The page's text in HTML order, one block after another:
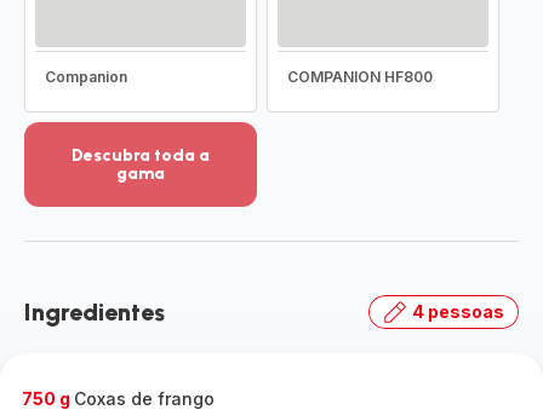
Companion COMPANION HF800
Descubra toda a
gama
detalhes
toda
Ingredientes 4 pessoas
750 g Coxas de frango